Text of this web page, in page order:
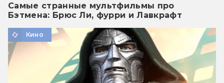
Самые странные мультфильмы про
Бэтмена: Брюс Ли, фурри и Лавкрафт
Кино